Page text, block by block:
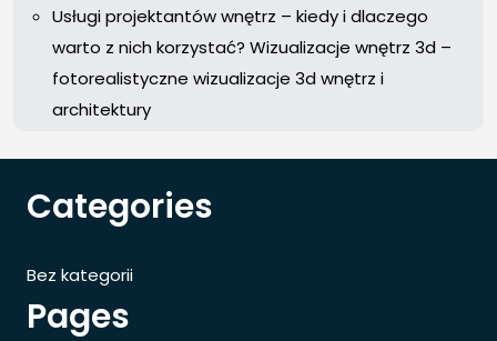
Usługi projektantów wnętrz – kiedy i dlaczego
warto z nich korzystać? Wizualizacje wnętrz 3d –
fotorealistyczne wizualizacje 3d wnętrz i
architektury
Categories
Bez kategorii
Pages